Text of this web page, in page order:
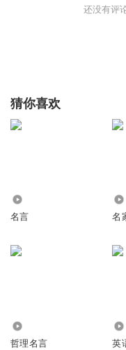
还没有评
猜你喜欢
名言 名
哲理名言 英